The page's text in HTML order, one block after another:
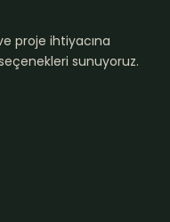
proje ihtiyacına
sunuyoruz.